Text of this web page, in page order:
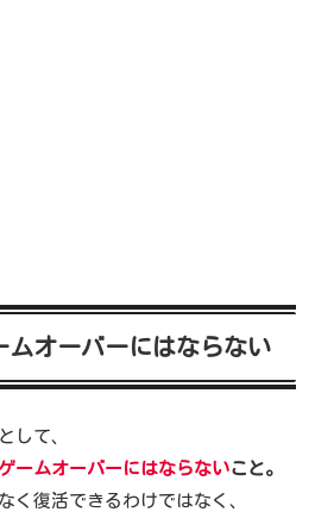
ムオーバーにはならない
して、
ームオーバーにはならないこと。
く復活できるわけではなく、